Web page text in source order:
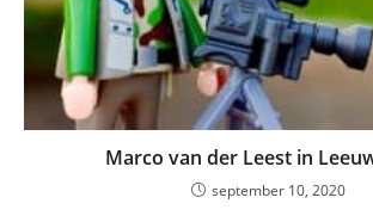
Marco van der Leest in
september 10, 2020